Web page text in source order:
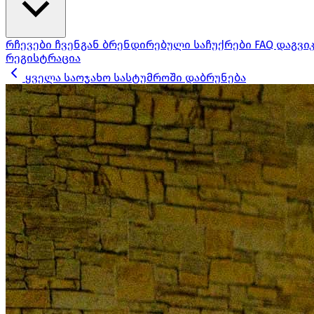
რჩევები ჩვენგან ბრენდირებული საჩუქრები FAQ
რეგისტრაცია
ყველა საოჯახო სასტუმროში დაბრუნება